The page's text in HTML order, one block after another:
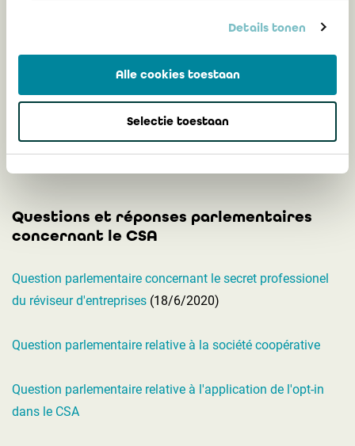
Details tonen
Alle cookies toestaan
Selectie toestaan
Liste exemplative des dispositions
partir du 1er janvier 2020 pour les sociétés et associations
dèjà existantes le 1er mai 2019
Questions et réponses parlementaires
concernant le CSA
Question parlementaire concernant le secret professionel
du réviseur d'entreprises (18/6/2020)
Question parlementaire relative à la société coopérative
Question parlementaire relative à l'application de l'opt-in
dans le CSA